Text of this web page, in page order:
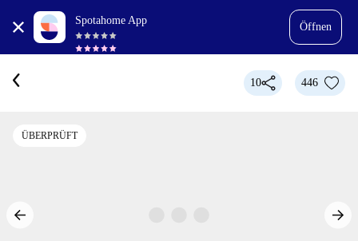
Spotahome App
Öffnen
10 446
ÜBERPRÜFT